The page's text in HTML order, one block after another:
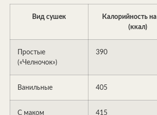
Вид сушек
Калорийность
(ккал)
Простые
(«Челночок»)
390
Ванильные 405
С маком 415